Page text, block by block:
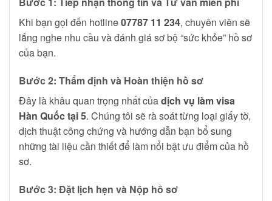
Khi bạn gọi đến hotline07787 11 234, chuyên viên sẽ
lắng nghe nhu cầu và đánh giá sơ bộ “sức khỏe” hồ sơ
của bạn.
Bước 2: Thẩm định và Hoàn thiện hồ sơ
Đây là khâu quan trọng nhất củadịch vụ làm visa
Hàn Quốc tại 5. Chúng tôi sẽ rà soát từng loại giấy tờ,
dịch thuật công chứng và hướng dẫn bạn bổ sung
những tài liệu cần thiết để làm nổi bật ưu điểm của hồ
sơ.
Bước 3: Đặt lịch hẹn và Nộp hồ sơ